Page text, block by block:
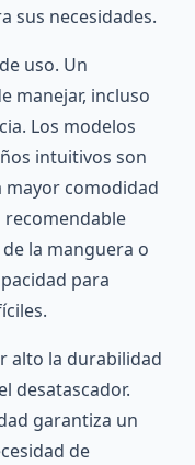
sus necesidades.
uso. Un
manejar, incluso
Los modelos
intuitivos son
mayor comodidad
recomendable
la manguera o
para
alto la durabilidad
desatascador.
garantiza un
de